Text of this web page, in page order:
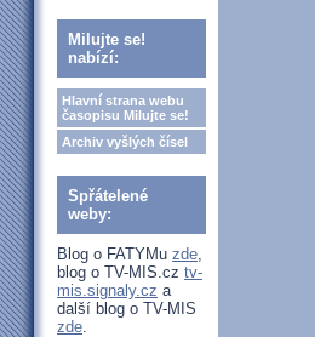
Milujte se!
nabízí:
Hlavní strana webu
časopisu Milujte se!
Archiv vyšlých čísel
Spřátelené
weby:
Blog o FATYMu zde,
blog o TV-MIS.cz tv-
mis.signaly.cz a
další blog o TV-MIS
zde.